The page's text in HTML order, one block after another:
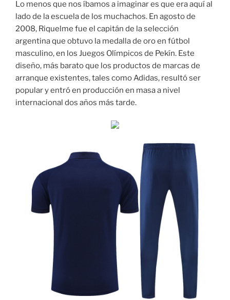
Lo menos que nos íbamos a imaginar es que era aquí al
lado de la escuela de los muchachos. En agosto de
2008, Riquelme fue el capitán de la selección
argentina que obtuvo la medalla de oro en fútbol
masculino, en los Juegos Olímpicos de Pekín. Este
diseño, más barato que los productos de marcas de
arranque existentes, tales como Adidas, resultó ser
popular y entró en producción en masa a nivel
internacional dos años más tarde.